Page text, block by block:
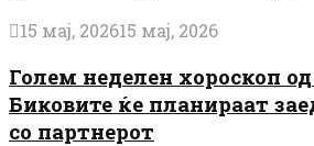
15 мај, 202615 мај, 2026
Голем неделен хороскоп од
Биковите ќе планираат
со партнерот